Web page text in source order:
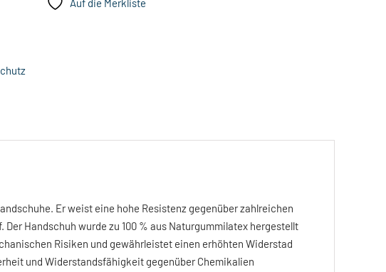
Auf die Merkliste
Er weist eine hohe Resistenz gegenüber zahlreichen
Handschuh wurde zu 100 % aus Naturgummilatex hergestellt
Risiken und gewährleistet einen erhöhten Widerstad
und Widerstandsfähigkeit gegenüber Chemikalien